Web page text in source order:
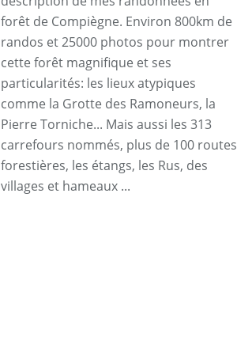
forêt de Compiègne. Environ 800km de
randos et 25000 photos pour montrer
cette forêt magnifique et ses
particularités: les lieux atypiques
comme la Grotte des Ramoneurs, la
Pierre Torniche... Mais aussi les 313
carrefours nommés, plus de 100 routes
forestières, les étangs, les Rus, des
villages et hameaux ...